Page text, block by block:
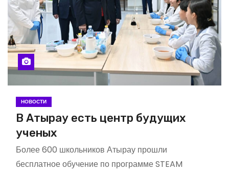
НОВОСТИ
В Атырау есть центр будущих
ученых
Более 600 школьников Атырау прошли
бесплатное обучение по программе STEAM